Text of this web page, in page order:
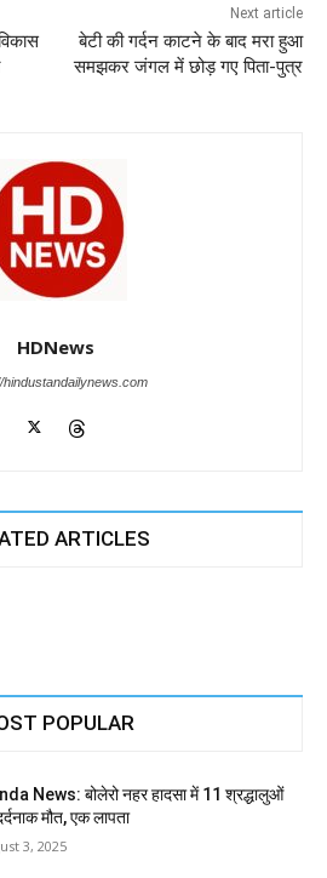
er
Next article
बेटी की गर्दन काटने के बाद मरा हुआ
समझकर जंगल में छोड़ गए पिता-पुत्र
HDNews
hindustandailynews.com
ARTICLES
POPULAR
News: बोलेरो नहर हादसा में 11 श्रद्धालुओं
मौत, एक लापता
3, 2025